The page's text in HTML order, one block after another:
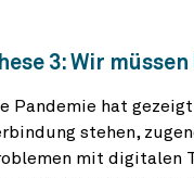
3: Wir
Pandemie hat
stehen,
mit digitalen